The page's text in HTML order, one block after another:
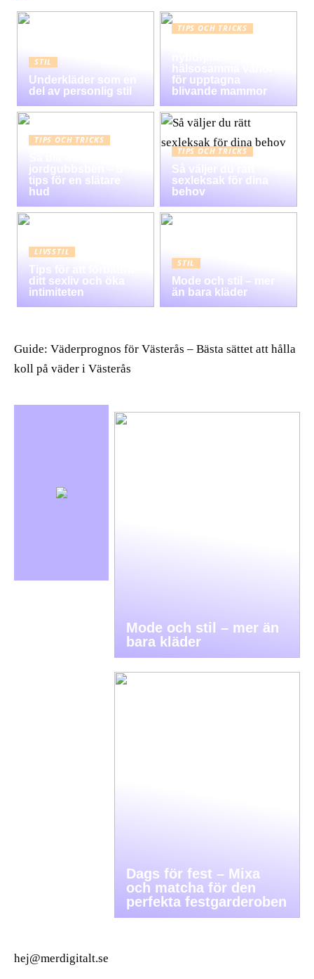
STIL
Underkläder som en
del av personlig stil
TIPS OCH TRICKS
hälsosamma vanor
för upptagna
blivande mammor
TIPS OCH TRICKS
jordgubbsben – 5
tips för en slätare
hud
TIPS OCH TRICKS
Så väljer du rätt
sexleksak för dina
behov
LIVSSTIL
Tips för att förbättra
ditt sexliv och öka
intimiteten
STIL
Mode och stil – mer
än bara kläder
Guide: Väderprognos för Västerås – Bästa sättet att hålla
koll på väder i Västerås
Mode och stil – mer än
bara kläder
Dags för fest – Mixa
och matcha för den
perfekta festgarderoben
hej@merdigitalt.se